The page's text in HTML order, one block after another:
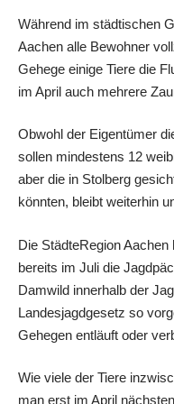
Während im städtischen
Aachen alle Bewohner
Gehege einige Tiere die
im April auch mehrere
Obwohl der Eigentümer
sollen mindestens 12
aber die in Stolberg
könnten, bleibt weiterhin
Die StädteRegion
bereits im Juli die
Damwild innerhalb der
Landesjagdgesetz so
Gehegen entläuft oder
Wie viele der Tiere
man erst im April